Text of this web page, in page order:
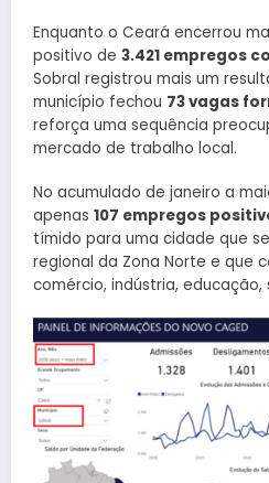
Enquanto o Ceará encerrou
positivo de 3.421 empregos
Sobral registrou mais um
município fechou 73 vagas
reforça uma sequência
mercado de trabalho local.
No acumulado de janeiro a
apenas 107 empregos
tímido para uma cidade que
regional da Zona Norte e que
comércio, indústria,